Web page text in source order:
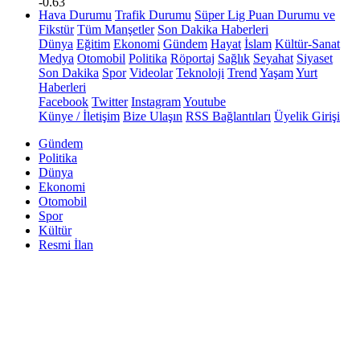
Hava Durumu Trafik Durumu Süper Lig Puan Durumu ve
Fikstür Tüm Manşetler Son Dakika Haberleri
Dünya Eğitim Ekonomi Gündem Hayat İslam Kültür-Sanat
Medya Otomobil Politika Röportaj Sağlık Seyahat Siyaset
Son Dakika Spor Videolar Teknoloji Trend YaşamYurt
Haberleri
Facebook Twitter InstagramYoutube
Künye / İletişim Bize Ulaşın RSS Bağlantıları Üyelik Girişi
Gündem
Politika
Dünya
Ekonomi
Otomobil
Spor
Kültür
Resmi İlan